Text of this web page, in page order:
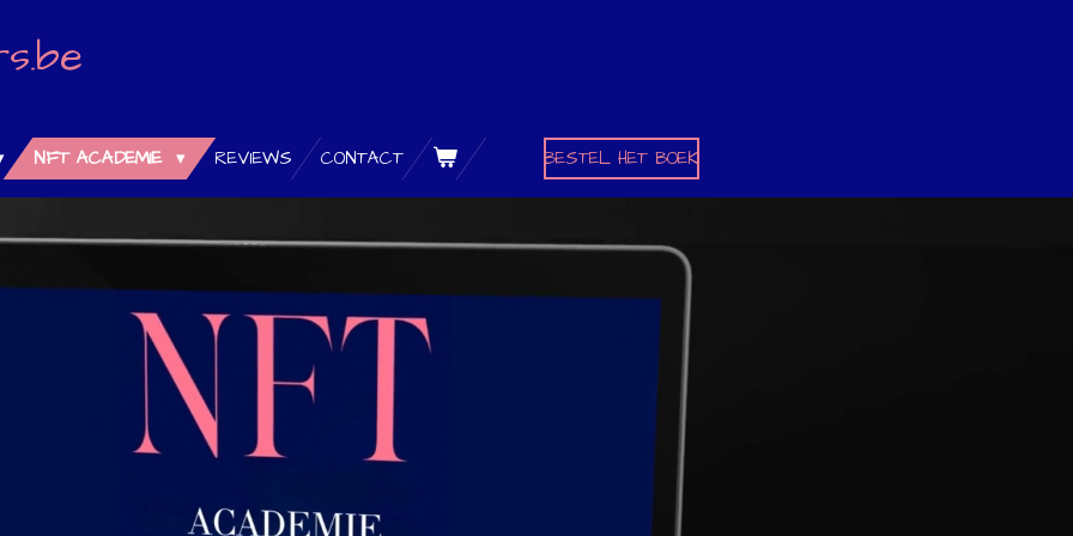
NFT ACADEMIE REVIEWS CONTACT BESTEL HET BOEK